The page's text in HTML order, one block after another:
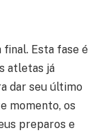
Esta fase é
atletas já
dar seu último
momento, os
preparos e